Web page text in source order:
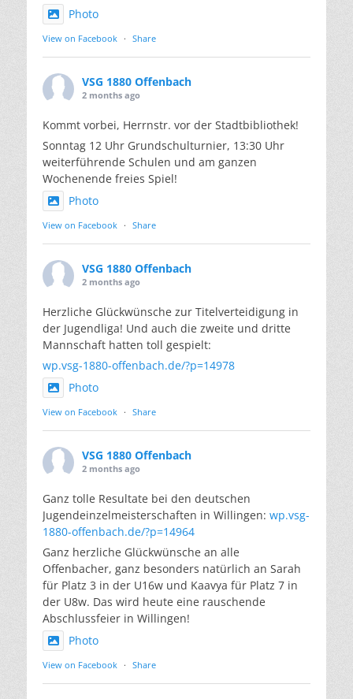
Photo
View on Facebook · Share
VSG 1880 Offenbach
2 months ago
Kommt vorbei, Herrnstr. vor der Stadtbibliothek!
Sonntag 12 Uhr Grundschulturnier, 13:30 Uhr
weiterführende Schulen und am ganzen
Wochenende freies Spiel!
Photo
View on Facebook · Share
VSG 1880 Offenbach
2 months ago
Herzliche Glückwünsche zur Titelverteidigung in
der Jugendliga! Und auch die zweite und dritte
Mannschaft hatten toll gespielt:
wp.vsg-1880-offenbach.de/?p=14978
Photo
View on Facebook · Share
VSG 1880 Offenbach
2 months ago
Ganz tolle Resultate bei den deutschen
Jugendeinzelmeisterschaften in Willingen: wp.vsg-
1880-offenbach.de/?p=14964
Ganz herzliche Glückwünsche an alle
Offenbacher, ganz besonders natürlich an Sarah
für Platz 3 in der U16w und Kaavya für Platz 7 in
der U8w. Das wird heute eine rauschende
Abschlussfeier in Willingen!
Photo
View on Facebook · Share